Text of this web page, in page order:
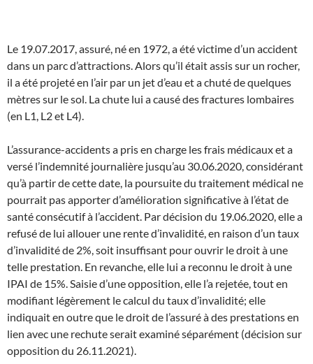
Le 19.07.2017, assuré, né en 1972, a été victime d’un accident
dans un parc d’attractions. Alors qu’il était assis sur un rocher,
il a été projeté en l’air par un jet d’eau et a chuté de quelques
mètres sur le sol. La chute lui a causé des fractures lombaires
(en L1, L2 et L4).
L’assurance-accidents a pris en charge les frais médicaux et a
versé l’indemnité journalière jusqu’au 30.06.2020, considérant
qu’à partir de cette date, la poursuite du traitement médical ne
pourrait pas apporter d’amélioration significative à l’état de
santé consécutif à l’accident. Par décision du 19.06.2020, elle a
refusé de lui allouer une rente d’invalidité, en raison d’un taux
d’invalidité de 2%, soit insuffisant pour ouvrir le droit à une
telle prestation. En revanche, elle lui a reconnu le droit à une
IPAI de 15%. Saisie d’une opposition, elle l’a rejetée, tout en
modifiant légèrement le calcul du taux d’invalidité; elle
indiquait en outre que le droit de l’assuré à des prestations en
lien avec une rechute serait examiné séparément (décision sur
opposition du 26.11.2021).